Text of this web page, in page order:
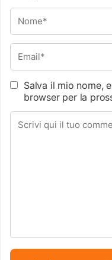
Salva il mio nome,
browser per la